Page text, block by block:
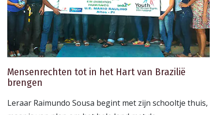
Mensenrechten tot in het Hart van Brazilië
brengen
Leraar Raimundo Sousa begint met zijn schooltje thuis,